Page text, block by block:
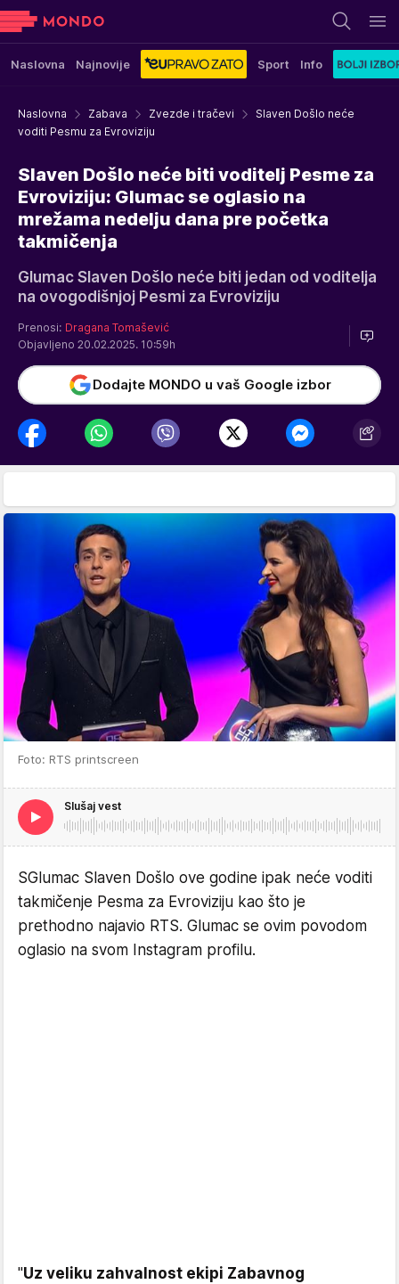
Naslovna Najnovije Sport Info
Naslovna Zabava Zvezde i tračevi
Slaven Došlo neće
voditi Pesmu za Evroviziju
Slaven Došlo neće biti voditelj Pesme za
Evroviziju: Glumac se oglasio na
mrežama nedelju dana pre početka
takmičenja
Glumac Slaven Došlo neće biti jedan od voditelja
na ovogodišnjoj Pesmi za Evroviziju
Prenosi: Dragana Tomašević
Objavljeno 20.02.2025. 10:59h
Dodajte MONDO u vaš Google izbor
Foto: RTS printscreen
Slušaj vest
SGlumac Slaven Došlo ove godine ipak neće voditi
takmičenje Pesma za Evroviziju kao što je
prethodno najavio RTS. Glumac se ovim povodom
oglasio na svom Instagram profilu.
"Uz veliku zahvalnost ekipi Zabavnog